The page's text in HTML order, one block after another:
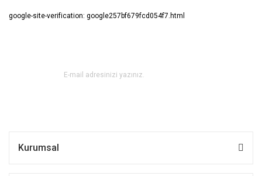
google-site-verification: google257bf679fcd054f7.html
Kurumsal